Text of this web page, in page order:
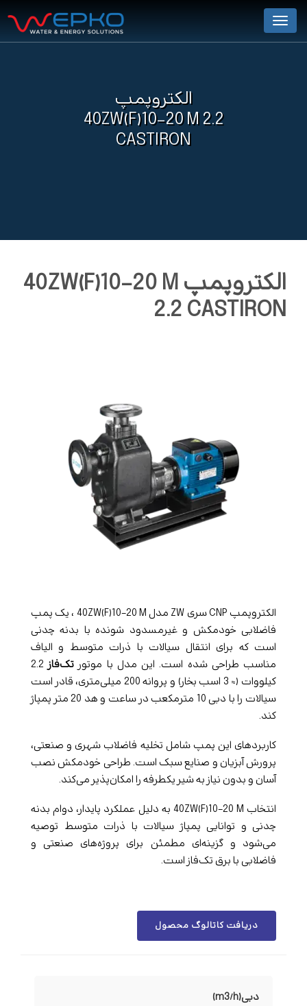
Menu
الکتروپمپ
40ZW(F)10-20 M 2.2
CASTIRON
الکتروپمپ 40ZW(F)10-20 M
2.2 CASTIRON
الکتروپمپ CNP سری ZW مدل 40ZW(F)10-20 M ، یک پمپ
فاضلابی خودمکش و غیرمسدود شونده با بدنه چدنی
است که برای انتقال سیالات با ذرات متوسط و الیاف
مناسب طراحی شده است. این مدل با موتورتک‌فاز 2.2
کیلووات (≈ 3 اسب بخار) و پروانه 200 میلی‌متری، قادر است
سیالات را با دبی 10 مترمکعب در ساعت و هد 20 متر پمپاژ
کند.
کاربردهای این پمپ شامل تخلیه فاضلاب شهری و صنعتی،
پرورش آبزیان و صنایع سبک است. طراحی خودمکش نصب
آسان و بدون نیاز به شیر یکطرفه را امکان‌پذیر می‌کند.
انتخاب 40ZW(F)10-20 M به دلیل عملکرد پایدار، دوام بدنه
چدنی و توانایی پمپاژ سیالات با ذرات متوسط توصیه
می‌شود و گزینه‌ای مطمئن برای پروژه‌های صنعتی و
فاضلابی با برق تک‌فاز است.
دریافت کاتالوگ محصول
دبی(m3/h)